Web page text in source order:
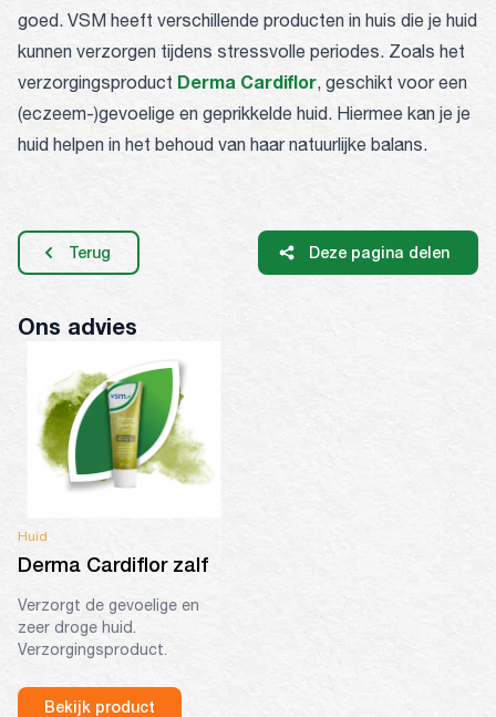
goed. VSM heeft verschillende producten in huis die je huid
kunnen verzorgen tijdens stressvolle periodes. Zoals het
verzorgingsproduct Derma Cardiflor, geschikt voor een
(eczeem-)gevoelige en geprikkelde huid. Hiermee kan je je
huid helpen in het behoud van haar natuurlijke balans.
Terug Deze pagina delen
Ons advies
Huid
Derma Cardiflor zalf
Verzorgt de gevoelige en
zeer droge huid.
Verzorgingsproduct.
Bekijk product